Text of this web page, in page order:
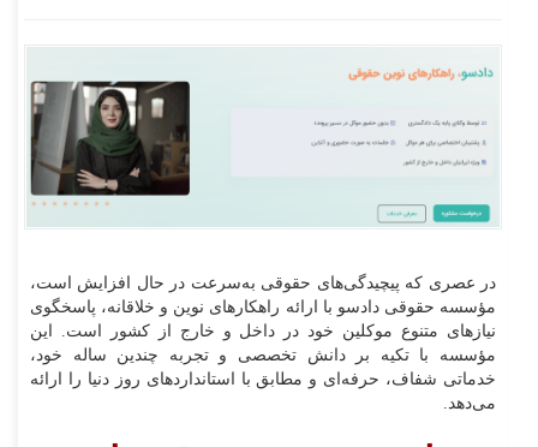
در عصری که پیچیدگی‌های حقوقی به‌سرعت در حال افزایش است،
مؤسسه حقوقی دادسو با ارائه راهکارهای نوین و خلاقانه، پاسخگوی
نیازهای متنوع موکلین خود در داخل و خارج از کشور است. این
مؤسسه با تکیه بر دانش تخصصی و تجربه چندین ساله خود،
خدماتی شفاف، حرفه‌ای و مطابق با استانداردهای روز دنیا را ارائه
می‌دهد.